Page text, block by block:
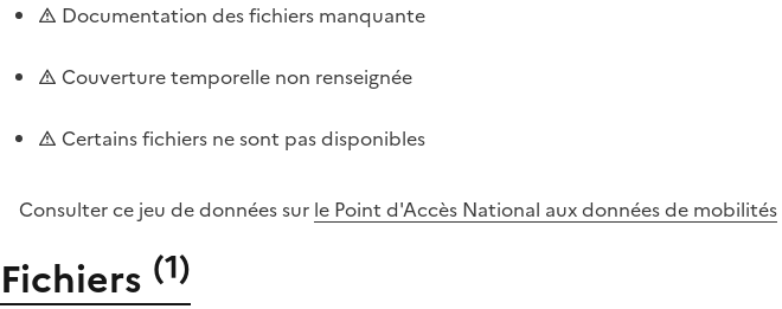
Documentation des fichiers manquante
Couverture temporelle non renseignée
Certains fichiers ne sont pas disponibles
Consulter ce jeu de données sur le Point d'Accès National aux données de mobilités
Fichiers (1)